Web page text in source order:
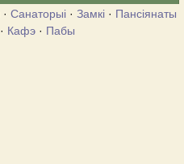
· Санаторыі · Замкі · Пансіянаты
· Кафэ· Пабы